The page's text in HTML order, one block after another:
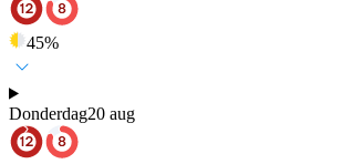
45%
Donderdag20 aug